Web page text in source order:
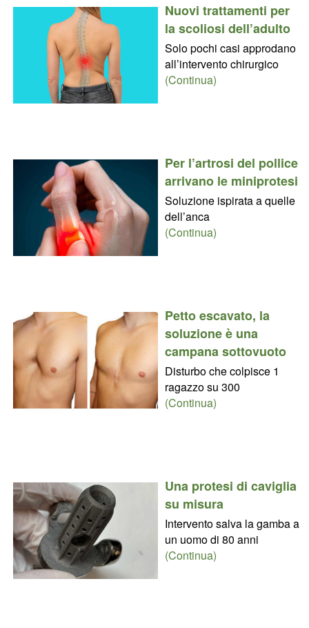
Nuovi trattamenti per
la scoliosi dell’adulto
Solo pochi casi approdano
all’intervento chirurgico
(Continua)
Per l’artrosi del pollice
arrivano le miniprotesi
Soluzione ispirata a quelle
dell’anca
(Continua)
Petto escavato, la
soluzione è una
campana sottovuoto
Disturbo che colpisce 1
ragazzo su 300
(Continua)
Una protesi di caviglia
su misura
Intervento salva la gamba a
un uomo di 80 anni
(Continua)